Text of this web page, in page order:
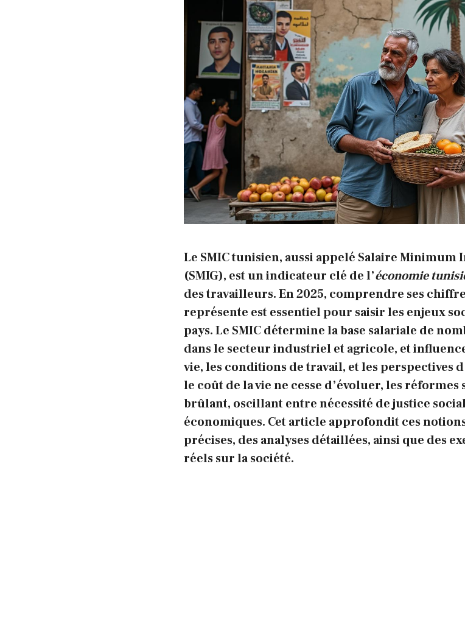
Le SMIC tunisien, aussi appelé Salaire
(SMIG), est un indicateur clé de l’économie
des travailleurs. En 2025, comprendre ses
représente est essentiel pour saisir les enjeux
pays. Le SMIC détermine la base salariale de
dans le secteur industriel et agricole, et
vie, lesconditions de travail, et les perspectives
le coût de la vie ne cesse d’évoluer, les
brûlant, oscillant entre nécessité de justice
économiques. Cet article approfondit ces
précises, des analyses détaillées, ainsi que des
réels sur la société.